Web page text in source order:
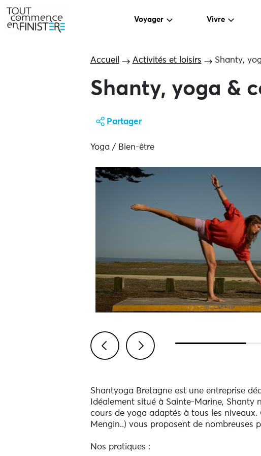
Voyager Vivre
Accueil Activités et loisirs Shanty,
Shanty, yoga &
Partager
Yoga / Bien-être
Shantyoga Bretagne est une entreprise
Idéalement situé à Sainte-Marine, Shanty
cours de yoga adaptés à tous les
Mengin..) vous proposent de nombreuses
Nos pratiques :